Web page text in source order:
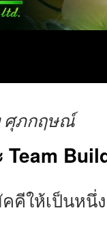
ศุภกฤษณ์
คีให้เป็นห